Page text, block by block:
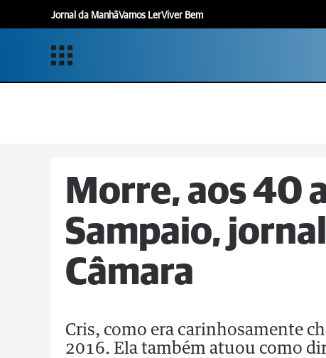
Jornal da ManhãVamos LerViver Bem
Morre, aos 40
Sampaio,
Câmara
Cris, como era carinhosamente
2016. Ela também atuou como